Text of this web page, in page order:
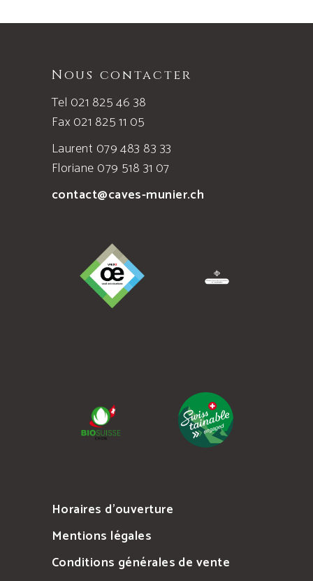
Nous contacter
Tel 021 825 46 38
Fax 021 825 11 05
Laurent 079 483 83 33
Floriane 079 518 31 07
contact@caves-munier.ch
Horaires d’ouverture
Mentions légales
Conditions générales de vente